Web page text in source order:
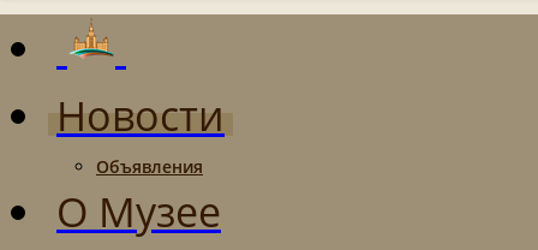
Новости
Объявления
О Музее